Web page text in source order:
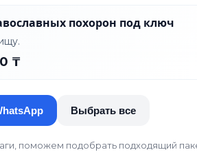
похорон под ключ
₸
Выбрать все
поможем подобрать подходящий